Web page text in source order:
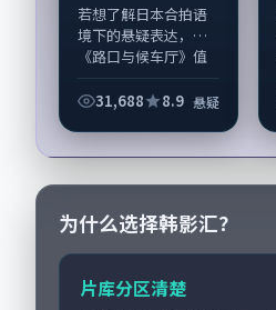
等
若想了解日本合拍语
境下的悬疑表达，
《路口与候车厅》值
物动机与生活细节的
玺与配角群戏并重。
影片2019年面世后...
31,688 8.9 悬疑
为什么选择韩影汇？
片库分区清楚